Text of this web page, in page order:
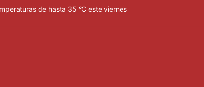
de hasta 35 °C este viernes